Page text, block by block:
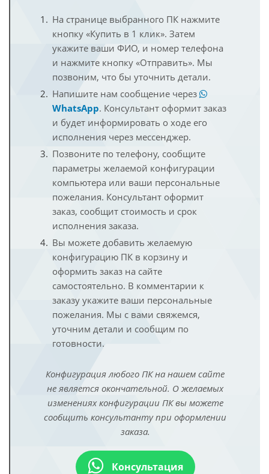
На странице выбранного ПК нажмите
кнопку «Купить в 1 клик». Затем
укажите ваши ФИО, и номер телефона
и нажмите кнопку «Отправить». Мы
позвоним, что бы уточнить детали.
Напишите нам сообщение через
WhatsApp. Консультант оформит заказ
и будет информировать о ходе его
исполнения через мессенджер.
Позвоните по телефону, сообщите
параметры желаемой конфигурации
компьютера или ваши персональные
пожелания. Консультант оформит
заказ, сообщит стоимость и срок
исполнения заказа.
Вы можете добавить желаемую
конфигурацию ПК в корзину и
оформить заказ на сайте
самостоятельно. В комментарии к
заказу укажите ваши персональные
пожелания. Мы с вами свяжемся,
уточним детали и сообщим по
готовности.
Конфигурация любого ПК на нашем сайте
не является окончательной. О желаемых
изменениях конфигурации ПК вы можете
сообщить консультанту при оформлении
заказа.
Консультация